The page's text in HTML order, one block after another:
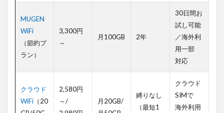
利用
別法
すす
めポ
ケッ
MUGEN
WiFi
（節約プ
ラン）
3,300円
～
月100GB 2年
30日間お
試し可能
／海外利
用一部
対応
クラウド
WiFi （20
2,580円
～/
月20GB/
縛りなし
（最短1
クラウド
SIMで
海外利用